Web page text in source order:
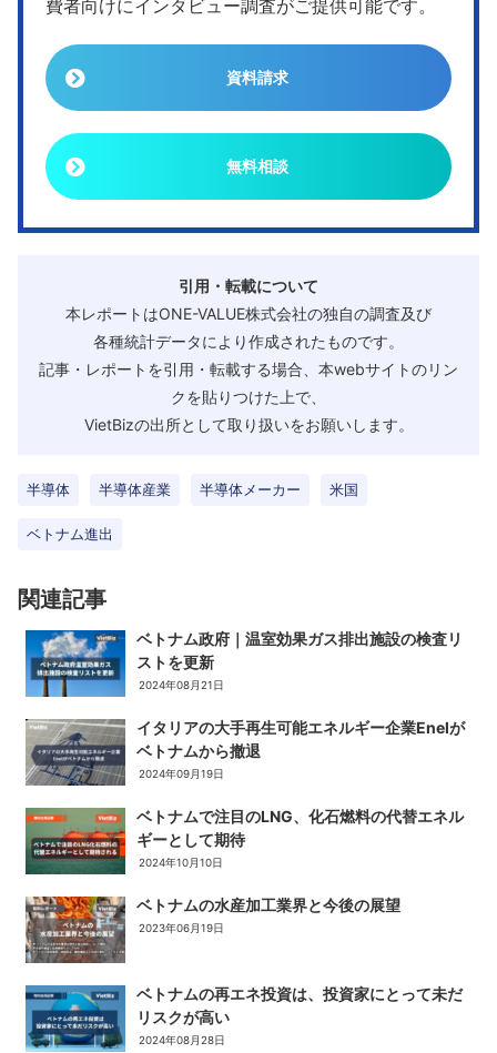
費者向けにインタビュー調査がご提供可能です。
資料請求
無料相談
引用・転載について
本レポートはONE-VALUE株式会社の独自の調査及び
各種統計データにより作成されたものです。
記事・レポートを引用・転載する場合、本webサイトのリン
クを貼りつけた上で、
VietBizの出所として取り扱いをお願いします。
半導体 半導体産業 半導体メーカー 米国
ベトナム進出
関連記事
ベトナム政府｜温室効果ガス排出施設の検査リ
ストを更新
2024年08月21日
イタリアの大手再生可能エネルギー企業Enelが
ベトナムから撤退
2024年09月19日
ベトナムで注目のLNG、化石燃料の代替エネル
ギーとして期待
2024年10月10日
ベトナムの水産加工業界と今後の展望
2023年06月19日
ベトナムの再エネ投資は、投資家にとって未だ
リスクが高い
2024年08月28日